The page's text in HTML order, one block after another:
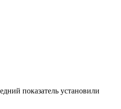
показатель установили